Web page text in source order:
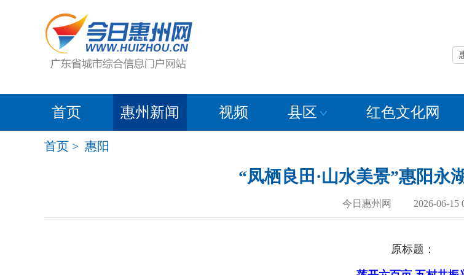
首页 惠州新闻 视频 县区 红色文化网
首页 > 惠阳
“凤栖良田·山水美景”惠阳永
今日惠州网 2026-06-15
原标题：